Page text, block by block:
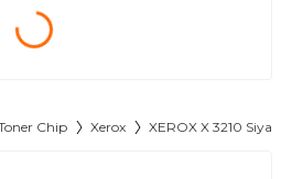
Chip Xerox XEROX X 3210